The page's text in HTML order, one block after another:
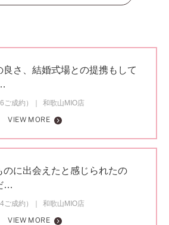
良さ、結婚式場との提携もして
成約）
和歌山MIO店
VIEW MORE
のに出会えたと感じられたの
…
成約）
和歌山MIO店
VIEW MORE